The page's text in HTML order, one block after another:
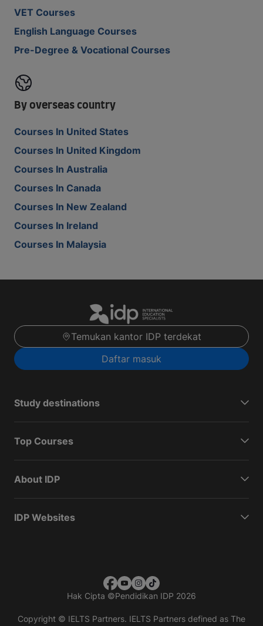
VET Courses
English Language Courses
Pre-Degree & Vocational Courses
By overseas country
Courses In United States
Courses In United Kingdom
Courses In Australia
Courses In Canada
Courses In New Zealand
Courses In Ireland
Courses In Malaysia
Temukan kantor IDP terdekat
Daftar masuk
Study destinations
Top Courses
About IDP
IDP Websites
Hak Cipta ©Pendidikan IDP 2026
Copyright © IELTS Partners. IELTS Partners defined as The